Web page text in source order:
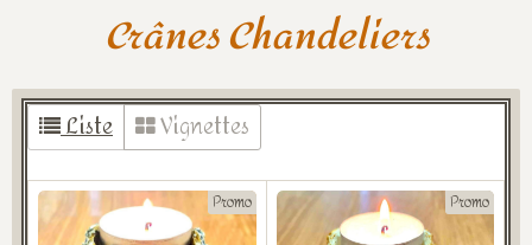
Crânes Chandeliers
Liste Vignettes
Promo Promo